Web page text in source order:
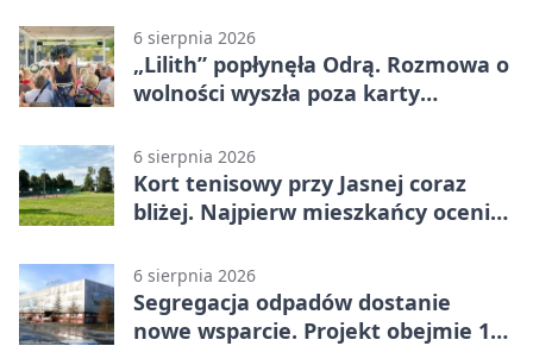
6 sierpnia 2026
„Lilith” popłynęła Odrą. Rozmowa o
wolności wyszła poza karty
6 sierpnia 2026
Kort tenisowy przy Jasnej coraz
bliżej. Najpierw mieszkańcy ocenią
6 sierpnia 2026
Segregacja odpadów dostanie
nowe wsparcie. Projekt obejmie 15